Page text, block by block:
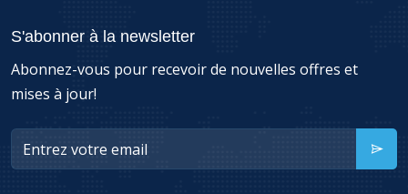
S'abonner à la newsletter
Abonnez-vous pour recevoir de nouvelles offres et
mises à jour!